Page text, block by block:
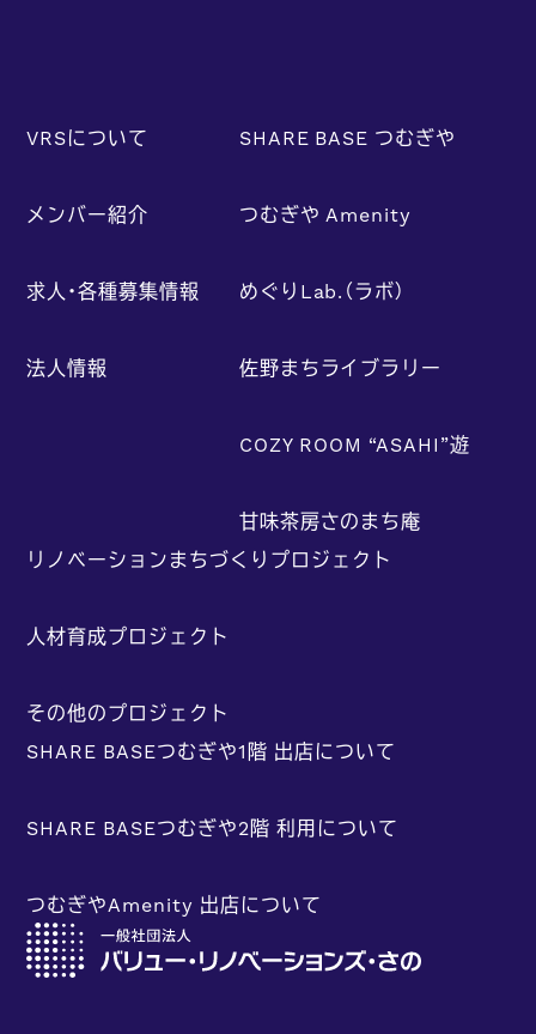
VRSについて
メンバー紹介
求人・各種募集情報
法人情報
SHARE BASE つむぎや
つむぎや Amenity
めぐりLab.（ラボ）
佐野まちライブラリー
COZY ROOM “ASAHI”遊
甘味茶房さのまち庵
リノベーションまちづくりプロジェクト
人材育成プロジェクト
その他のプロジェクト
SHARE BASEつむぎや1階 出店について
SHARE BASEつむぎや2階 利用について
つむぎやAmenity 出店について